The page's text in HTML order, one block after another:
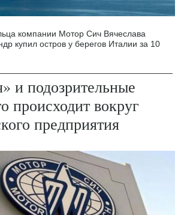
компании Мотор Сич Вячеслава
купил остров у берегов Италии за 10
и подозрительные
происходит вокруг
предприятия